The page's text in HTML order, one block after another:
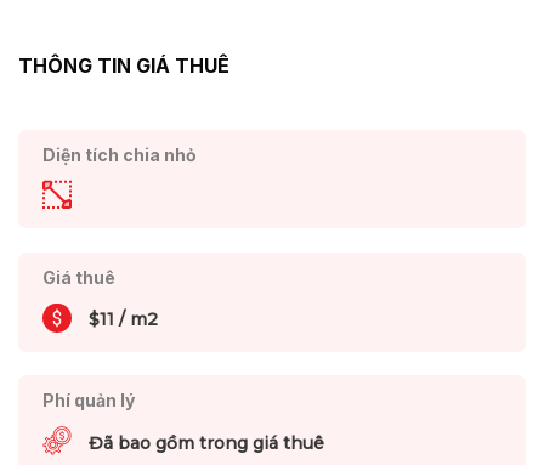
THÔNG TIN GIÁ THUÊ
Diện tích chia nhỏ
Giá thuê
$11 / m2
Phí quản lý
Đã bao gồm trong giá thuê